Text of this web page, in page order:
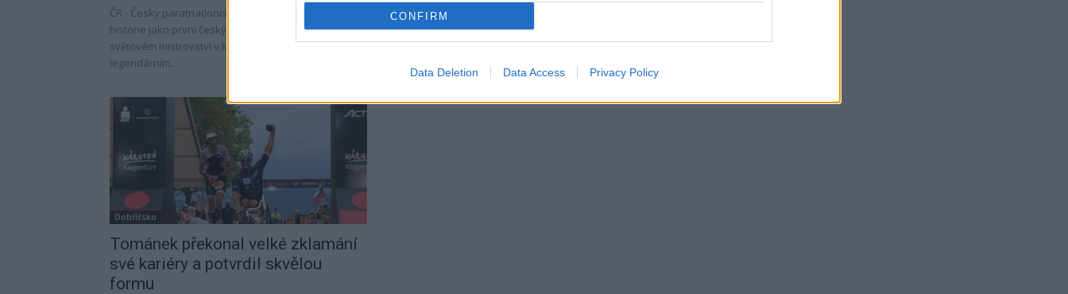
CONFIRM
Data Deletion Data Access Privacy Policy
ČR - Český paratriatlonista Jan Tománek se zapsal do
historie jako první český závodník, který zvítězil na
světovém mistrovství v klasickém Ironmanu. Na
legendárním...
před největší výzvou své sportovní kariéry. Během
dvou měsíců se postaví na start dvou světových
mistrovství –...
Dobříšsko
Tománek překonal velké zklamání
své kariéry a potvrdil skvělou
formu